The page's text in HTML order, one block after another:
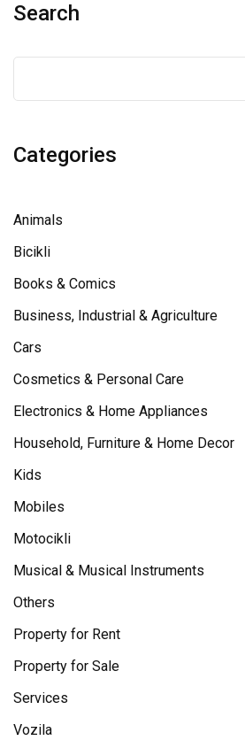
Search
Categories
Animals
Bicikli
Books & Comics
Business, Industrial & Agriculture
Cars
Cosmetics & Personal Care
Electronics & Home Appliances
Household, Furniture & Home Decor
Kids
Mobiles
Motocikli
Musical & Musical Instruments
Others
Property for Rent
Property for Sale
Services
Vozila